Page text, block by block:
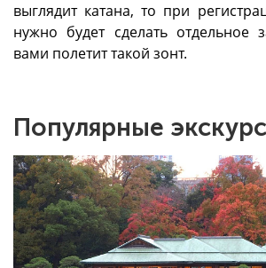
выглядит катана, то при
нужно будет сделать отдельное
вами полетит такой зонт.
Популярные